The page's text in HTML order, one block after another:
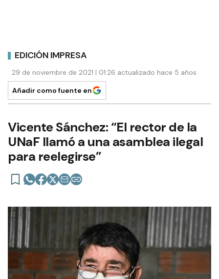
EDICIÓN IMPRESA
29 de noviembre de 2021 | 01:26 actualizado hace 5 años
Añadir como fuente en
Vicente Sánchez: “El rector de la
UNaF llamó a una asamblea ilegal
para reelegirse”